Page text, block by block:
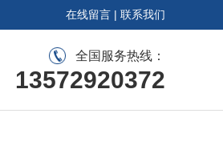
在线留言 | 联系我们
全国服务热线：
13572920372